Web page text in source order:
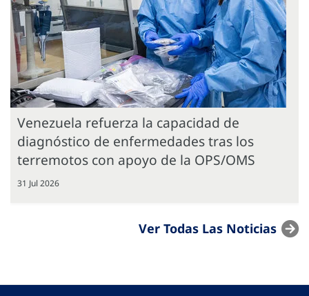
Venezuela refuerza la capacidad de
diagnóstico de enfermedades tras los
terremotos con apoyo de la OPS/OMS
31 Jul 2026
Ver Todas Las Noticias